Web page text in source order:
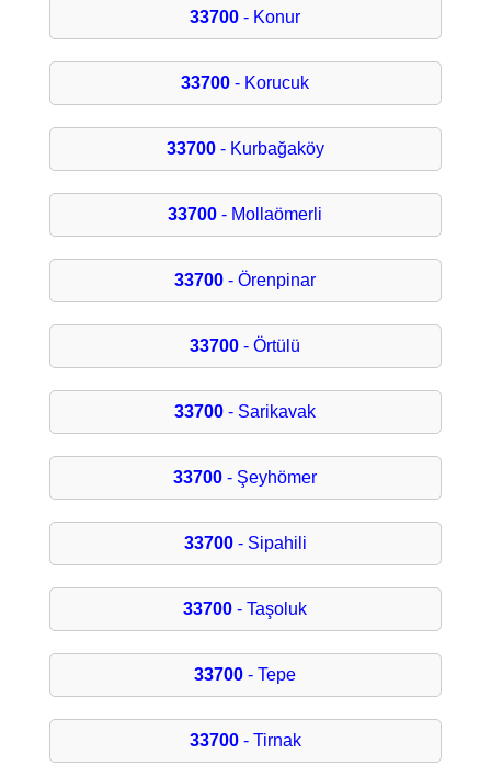
33700 - Konur
33700 - Korucuk
33700- Kurbağaköy
33700 - Mollaömerli
33700 - Örenpinar
33700 - Örtülü
33700 - Sarikavak
33700 - Şeyhömer
33700- Sipahili
33700 - Taşoluk
33700 - Tepe
33700- Tirnak